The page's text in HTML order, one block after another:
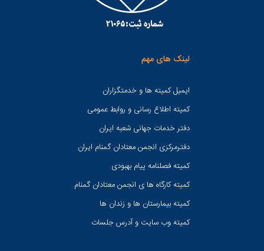
لینک های مهم
ایمیل کمیته ها و خدمتگزاران
کميته اطلاع رسانی و روابط عمومی
دفتر خدمات جهانی شعبه ايران
دفترمرکزی انجمن معتادان گمنام ایران
کمیته فصلنامه پیام بهبودی
کمیته کارگاه ها ی انجمن معتادان گمنام
کمیته بیمارستان ها و زندان ها
کمیته وب سایت و آدرس جلسات